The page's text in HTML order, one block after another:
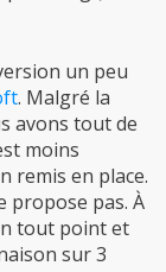
un peu
. Malgré la
avons tout de
moins
remis en place.
propose pas. À
tout point et
sur 3